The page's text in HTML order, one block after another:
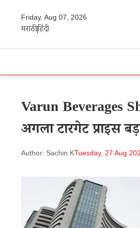
Friday, Aug 07, 2026
मराठीहिंदी
Varun Beverages
अगला टारगेट प्राइस
Author: Sachin KTuesday, 27 Aug